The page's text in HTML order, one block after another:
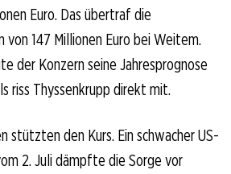
Euro. Das übertraf die
von 147 Millionen Euro bei Weitem.
der Konzern seine Jahresprognose
riss Thyssenkrupp direkt mit.
stützten den Kurs. Ein schwacher US-
2. Juli dämpfte die Sorge vor